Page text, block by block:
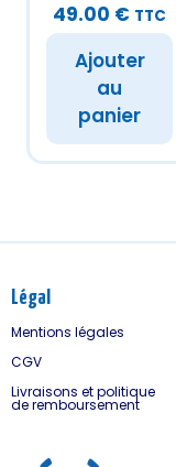
49.00 € TTC
Ajouter
au
panier
Légal
Mentions légales
CGV
Livraisons et politique
de remboursement